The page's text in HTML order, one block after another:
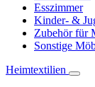
Esszimmer
Kinder- &
Zubehör für
Sonstige
Heimtextilien